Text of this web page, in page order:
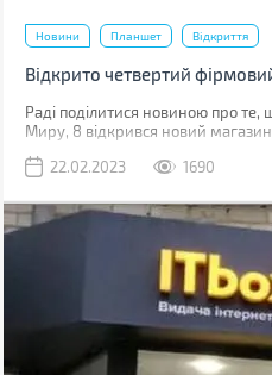
Новини Планшет Відкриття
Відкрито четвертий
Раді поділитися новиною про те,
Миру, 8 відкрився новий
22.02.2023
1690